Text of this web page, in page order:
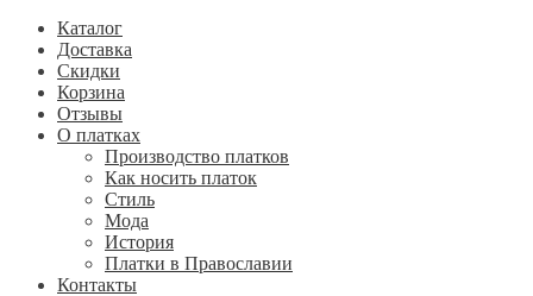
Каталог
Доставка
Скидки
Корзина
Отзывы
О платках
Производство платков
Как носить платок
Стиль
Мода
История
Платки в Православии
Контакты